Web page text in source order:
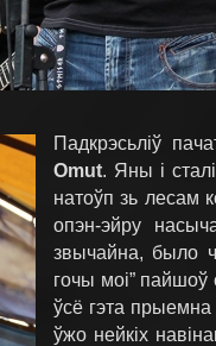
Падкрэсьліў
Omut. Яны і
натоўп зь лесам
опэн-эйру
звычайна, было
гочы моі” пайшоў
ўсё гэта прыемна
ўжо нейкіх